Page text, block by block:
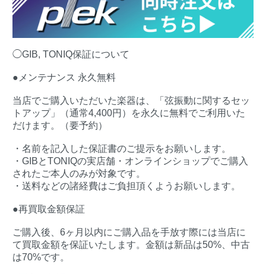
◯GIB, TONIQ保証について
●メンテナンス 永久無料
当店でご購入いただいた楽器は、「弦振動に関するセッ
トアップ」（通常4,400円）を永久に無料でご利用いた
だけます。（要予約）
・名前を記入した保証書のご提示をお願いします。
・GIBとTONIQの実店舗・オンラインショップでご購入
されたご本人のみが対象です。
・送料などの諸経費はご負担頂くようお願いします。
●再買取金額保証
ご購入後、6ヶ月以内にご購入品を手放す際には当店に
て買取金額を保証いたします。金額は新品は50%、中古
は70%です。